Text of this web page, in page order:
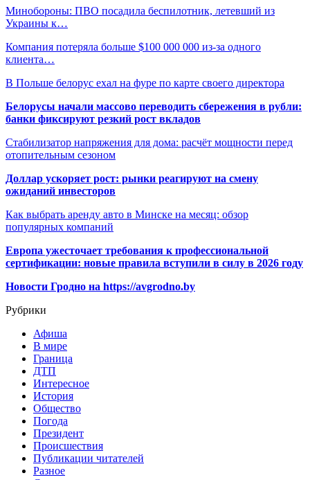
Минобороны: ПВО посадила беспилотник, летевший из
Украины к…
Компания потеряла больше $100 000 000 из-за одного
клиента…
В Польше белорус ехал на фуре по карте своего директора
Белорусы начали массово переводить сбережения в рубли:
банки фиксируют резкий рост вкладов
Стабилизатор напряжения для дома: расчёт мощности перед
отопительным сезоном
Доллар ускоряет рост: рынки реагируют на смену
ожиданий инвесторов
Как выбрать аренду авто в Минске на месяц: обзор
популярных компаний
Европа ужесточает требования к профессиональной
сертификации: новые правила вступили в силу в 2026 году
Новости Гродно на https://avgrodno.by
Рубрики
Афиша
В мире
Граница
ДТП
Интересное
История
Общество
Погода
Президент
Происшествия
Публикации читателей
Разное